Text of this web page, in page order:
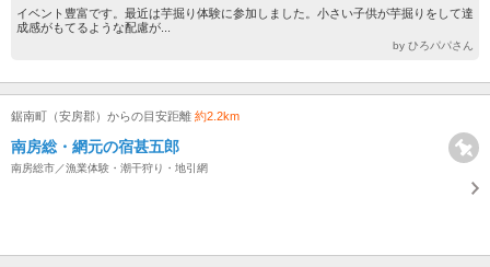
イベント豊富です。最近は芋掘り体験に参加しました。小さい子供が芋掘りをして達
成感がもてるような配慮が...
by ひろパパさん
鋸南町（安房郡）からの目安距離 約2.2km
南房総・網元の宿甚五郎
南房総市／漁業体験・潮干狩り・地引網